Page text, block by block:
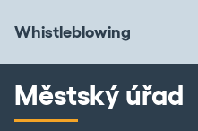
Whistleblowing
Městský úřad